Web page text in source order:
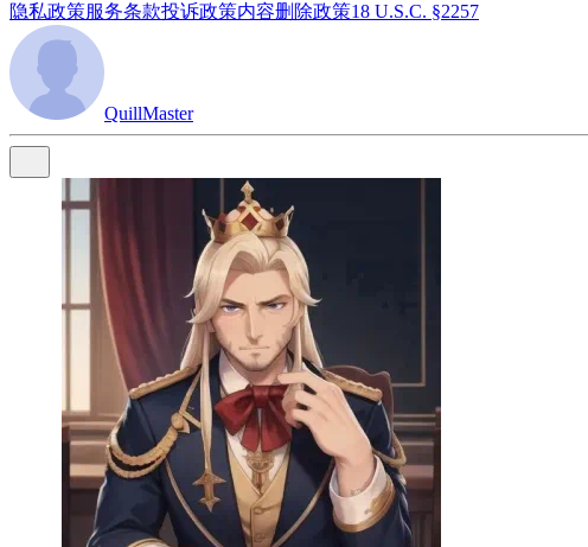
隐私政策服务条款投诉政策内容删除政策18 U.S.C. §2257
QuillMaster